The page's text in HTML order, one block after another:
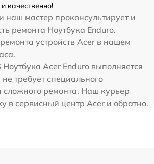
качественно!
наш мастер проконсультирует и
ремонта Ноутбука Enduro.
устройств Acer в нашем
Ноутбука Acer Enduro выполняется
требует специального
сложного ремонта. Наш курьер
в сервисный центр Acer и обратно.